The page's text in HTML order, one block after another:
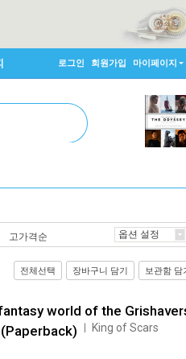
로그인 회원가입 마이페이지
고가격순 옵션 설정
전체선택 장바구니 담기 보관함 담
world of the
King of Scars